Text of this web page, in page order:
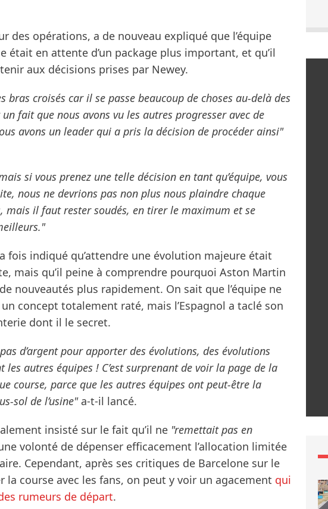
des opérations, a de nouveau expliqué que l’équipe
était en attente d’un package plus important, et qu’il
aux décisions prises par Newey.
bras croisés car il se passe beaucoup de choses au-delà des
un fait que nous avons vu les autres progresser avec de
avons un leader qui a pris la décision de procéder ainsi"
si vous prenez une telle décision en tant qu’équipe, vous
nous ne devrions pas non plus nous plaindre chaque
mais il faut rester soudés, en tirer le maximum et se
fois indiqué qu’attendre une évolution majeure était
mais qu’il peine à comprendre pourquoi Aston Martin
nouveautés plus rapidement. On sait que l’équipe ne
concept totalement raté, mais l’Espagnol a taclé son
dont il le secret.
d’argent pour apporter des évolutions, des évolutions
autres équipes ! C’est surprenant de voir la page de la
course, parce que les autres équipes ont peut-être la
sol de l’usine"a-t-il lancé.
insisté sur le fait qu’il ne "remettait pas en
volonté de dépenser efficacement l’allocation limitée
Cependant, après ses critiques de Barcelone sur le
la course avec les fans, on peut y voir un agacement qui
rumeurs de départ.